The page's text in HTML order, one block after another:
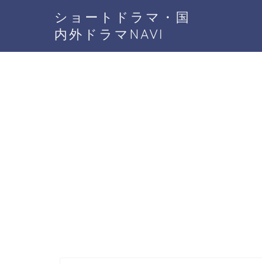
ショートドラマ・国
内外ドラマNAVI